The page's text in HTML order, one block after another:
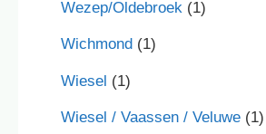
Wezep/Oldebroek (1)
Wichmond (1)
Wiesel (1)
Wiesel / Vaassen / Veluwe (1)